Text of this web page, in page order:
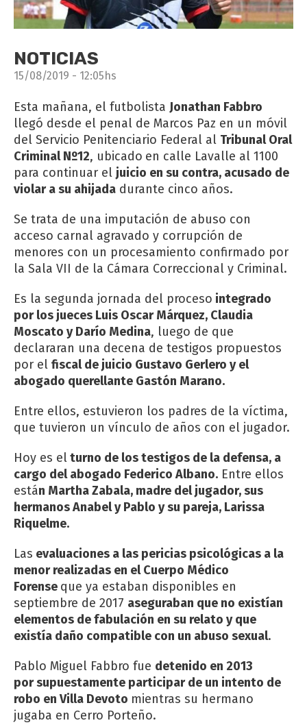
NOTICIAS
15/08/2019 - 12:05hs
Esta mañana, el futbolista Jonathan Fabbro
llegó desde el penal de Marcos Paz en un móvil
del Servicio Penitenciario Federal al Tribunal Oral
Criminal Nº12, ubicado en calle Lavalle al 1100
para continuar el juicio en su contra, acusado de
violar a su ahijada durante cinco años.
Se trata de una imputación de abuso con
acceso carnal agravado y corrupción de
menores con un procesamiento confirmado por
la Sala VII de la Cámara Correccional y Criminal.
Es la segunda jornada del proceso integrado
por los jueces Luis Oscar Márquez, Claudia
Moscato y Darío Medina, luego de que
declararan una decena de testigos propuestos
por el fiscal de juicio Gustavo Gerlero y el
abogado querellante Gastón Marano.
Entre ellos, estuvieron los padres de la víctima,
que tuvieron un vínculo de años con el jugador.
Hoy es elturno de los testigos de la defensa, a
cargo del abogado Federico Albano. Entre ellos
están Martha Zabala, madre del jugador, sus
hermanos Anabel y Pablo y su pareja, Larissa
Riquelme.
Las evaluaciones a las pericias psicológicas a la
menor realizadas en el Cuerpo Médico
Forense que ya estaban disponibles en
septiembre de 2017 aseguraban que no existían
elementos de fabulación en su relato y que
existía daño compatible con un abuso sexual.
Pablo Miguel Fabbro fue detenido en 2013
por supuestamente participar de un intento de
robo en Villa Devoto mientras su hermano
jugaba en Cerro Porteño.